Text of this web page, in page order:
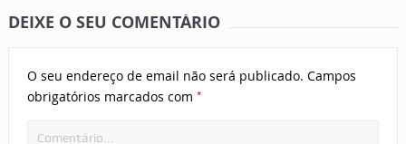
DEIXE O SEU COMENTÁRIO
O seu endereço de email não será publicado. Campos
obrigatórios marcados com *